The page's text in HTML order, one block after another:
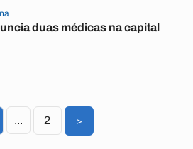
duas médicas na capital
... 2 >